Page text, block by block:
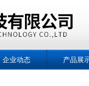
企业动态 产品展